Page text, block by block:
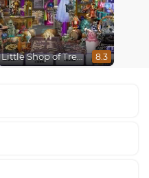
Little Shop of Treasures 8.3